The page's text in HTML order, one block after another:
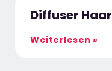
Diffuser
Weiterlesen »